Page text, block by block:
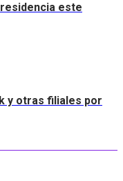
este
y otras filiales por